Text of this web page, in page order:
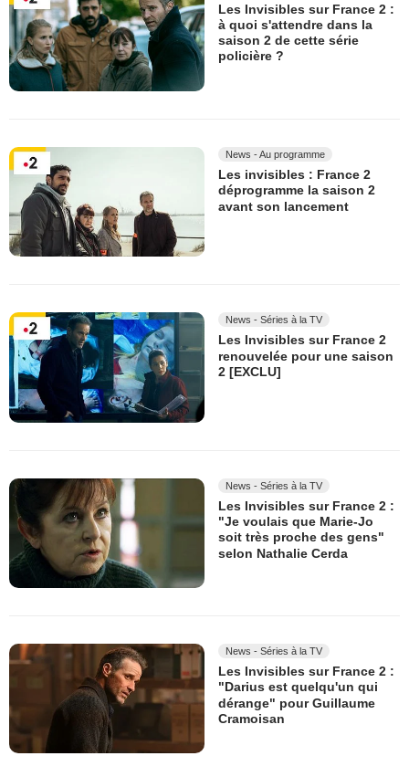
Les Invisibles sur France 2 :
à quoi s'attendre dans la
saison 2 de cette série
policière ?
News - Au programme
Les invisibles : France 2
déprogramme la saison 2
avant son lancement
News - Séries à la TV
Les Invisibles sur France 2
renouvelée pour une saison
2 [EXCLU]
News - Séries à la TV
Les Invisibles sur France 2 :
"Je voulais que Marie-Jo
soit très proche des gens"
selon Nathalie Cerda
News - Séries à la TV
Les Invisibles sur France 2 :
"Darius est quelqu'un qui
dérange" pour Guillaume
Cramoisan